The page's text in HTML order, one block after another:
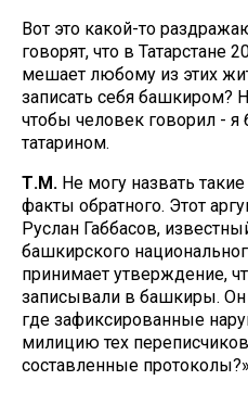
Вот это какой-то
говорят, что в Татарстане
мешает любому из этих
записать себя башкиром?
чтобы человек говорил - я
татарином.
Т.М. Не могу назвать
факты обратного. Этот
Руслан Габбасов,
башкирского
принимает утверждение,
записывали в башкиры. Он
где зафиксированные
милицию тех
составленные протоколы?»